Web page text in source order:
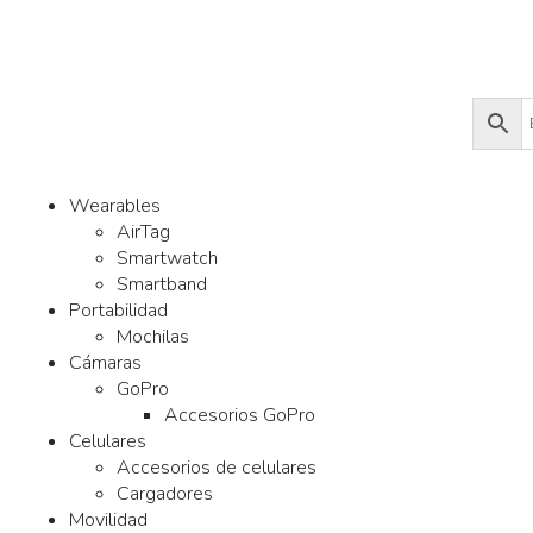
Wearables
AirTag
Smartwatch
Smartband
Portabilidad
Mochilas
Cámaras
GoPro
Accesorios GoPro
Celulares
Accesorios de celulares
Cargadores
Movilidad